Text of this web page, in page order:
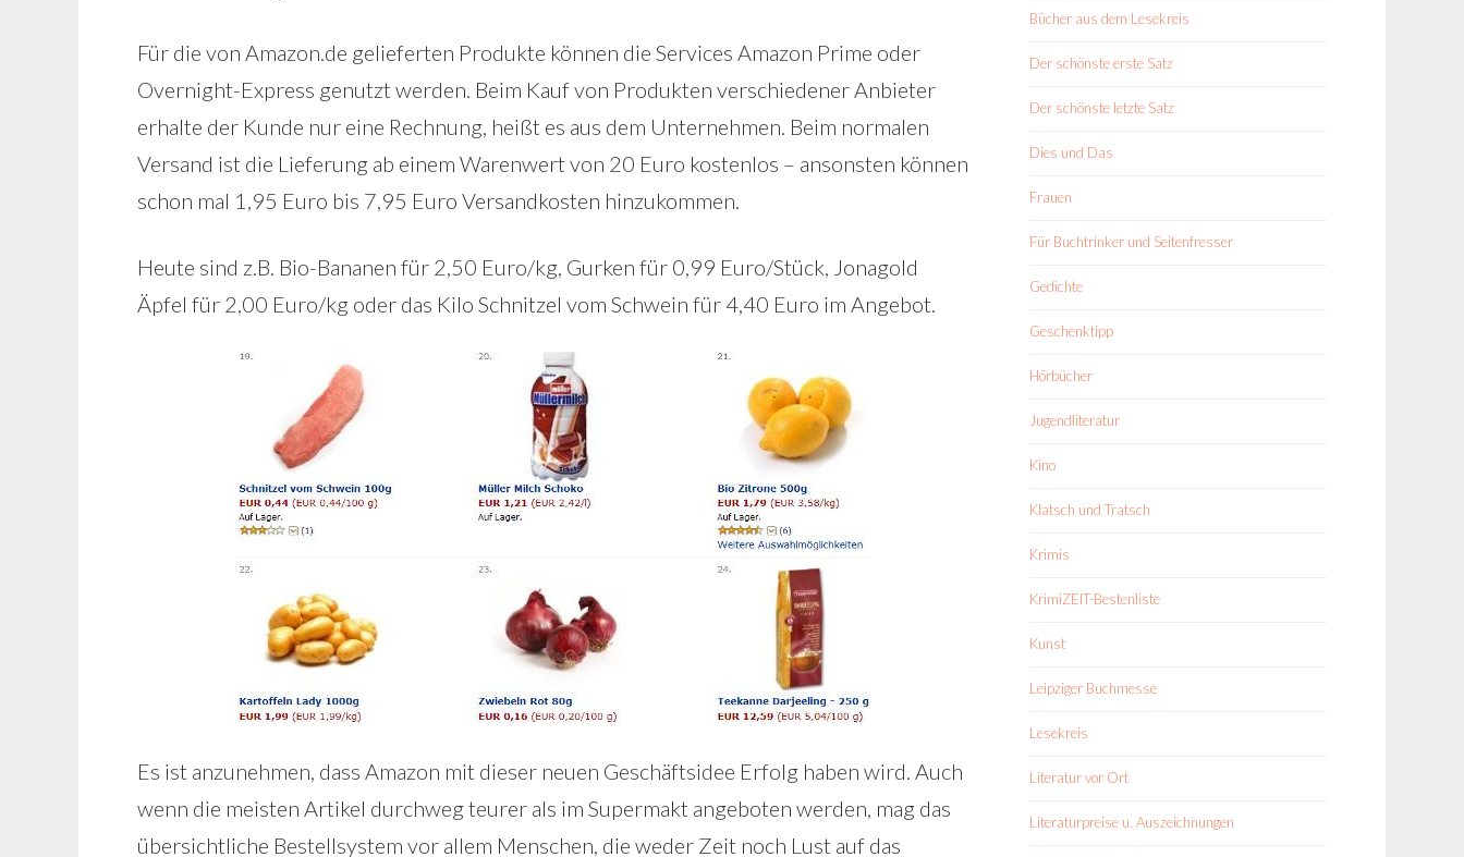
Für die von Amazon.de gelieferten Produkte können die Services Amazon Prime oder
Overnight-Express genutzt werden. Beim Kauf von Produkten verschiedener Anbieter
erhalte der Kunde nur eine Rechnung, heißt es aus dem Unternehmen. Beim normalen
Versand ist die Lieferung ab einem Warenwert von 20 Euro kostenlos – ansonsten können
schon mal 1,95 Euro bis 7,95 Euro Versandkosten hinzukommen.
Heute sind z.B. Bio-Bananen für 2,50 Euro/kg, Gurken für 0,99 Euro/Stück, Jonagold
Äpfel für 2,00 Euro/kg oder das Kilo Schnitzel vom Schwein für 4,40 Euro im Angebot.
Es ist anzunehmen, dass Amazon mit dieser neuen Geschäftsidee Erfolg haben wird. Auch
wenn die meisten Artikel durchweg teurer als im Supermakt angeboten werden, mag das
übersichtliche Bestellsystem vor allem Menschen, die weder Zeit noch Lust auf das
Bücher aus dem Lesekreis
Der schönste erste Satz
Der schönste letzte Satz
Dies und Das
Frauen
Für Buchtrinker und Seitenfresser
Gedichte
Geschenktipp
Hörbücher
Jugendliteratur
Kino
Klatsch und Tratsch
Krimis
KrimiZEIT-Bestenliste
Kunst
Leipziger Buchmesse
Lesekreis
Literatur vor Ort
Literaturpreise u. Auszeichnungen